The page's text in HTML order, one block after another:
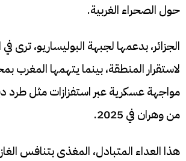
حول الصحراء الغربية.
الجزائر، بدعمها لجبهة البوليساريو، ترى
لاستقرار المنطقة، بينما يتهمها المغرب
مواجهة عسكرية عبر استفزازات مثل طرد
من وهران في 2025.
هذا العداء المتبادل، المغذى بتنافس